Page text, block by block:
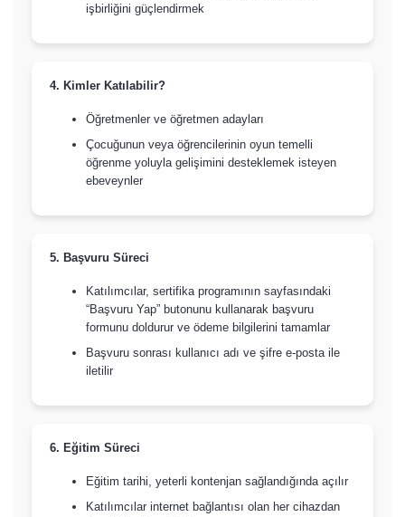
işbirliğini güçlendirmek
4. Kimler Katılabilir?
Öğretmenler ve öğretmen adayları
Çocuğunun veya öğrencilerinin oyun temelli
öğrenme yoluyla gelişimini desteklemek isteyen
ebeveynler
5. Başvuru Süreci
Katılımcılar, sertifika programının sayfasındaki
“Başvuru Yap” butonunu kullanarak başvuru
formunu doldurur ve ödeme bilgilerini tamamlar
Başvuru sonrası kullanıcı adı ve şifre e-posta ile
iletilir
6. Eğitim Süreci
Eğitim tarihi, yeterli kontenjan sağlandığında açılır
Katılımcılar internet bağlantısı olan her cihazdan